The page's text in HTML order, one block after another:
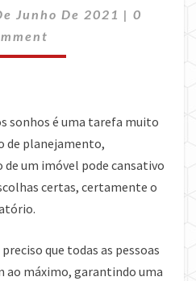
RESIDÊNCIA
SONHOS
Junho De 2021 | 0
sonhos é uma tarefa muito
de planejamento,
um imóvel pode cansativo
certas, certamente o
que todas as pessoas
ao máximo, garantindo uma